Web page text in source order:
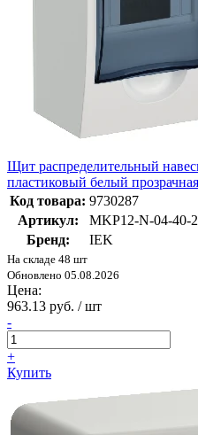
Щит распределительный
пластиковый белый
Код товара: 9730287
Артикул:
MKP12-N-04-40-
Бренд:
IEK
На складе 48 шт
Обновлено 05.08.2026
Цена:
963.13 руб. / шт
-
+
Купить